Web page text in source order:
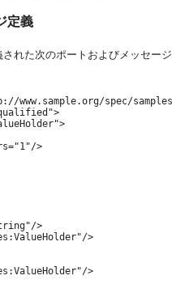
定義
れた次のポートおよびメッセー
www.sample.org/spec/
>
>
>
>